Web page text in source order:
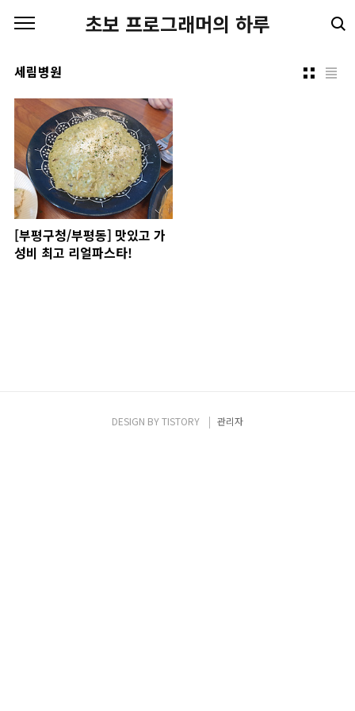
초보 프로그래머의 하루
세림병원
[부평구청/부평동] 맛있고 가
성비 최고 리얼파스타!
DESIGN BYTISTORY 관리자